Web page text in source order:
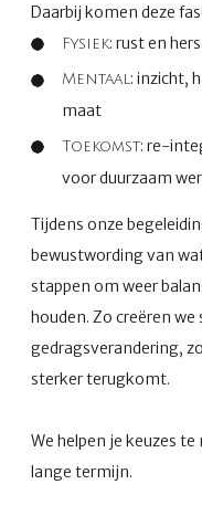
Daarbij komen deze
Fysiek: rust en
Mentaal: inzicht,
maat
Toekomst: re-
voor duurzaam
Tijdens onze
bewustwording van
stappen om weer
houden. Zo creëren
gedragsverandering,
sterker terugkomt.
We helpen je keuzes
lange termijn.